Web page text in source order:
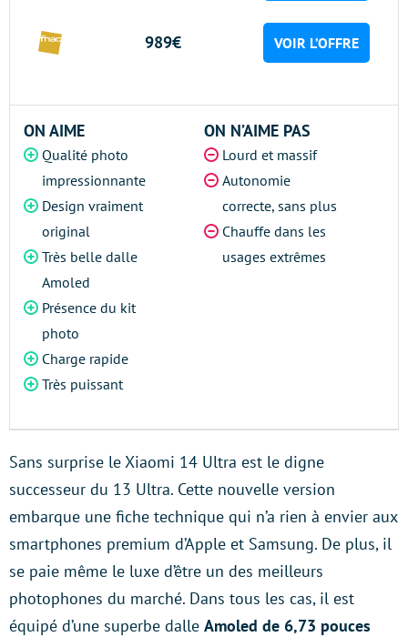
989€ VOIR L’OFFRE
ON AIME
Qualité photo
impressionnante
Design vraiment
original
Très belle dalle
Amoled
Présence du kit
photo
Charge rapide
Très puissant
ON N’AIME PAS
Lourd et massif
Autonomie
correcte, sans plus
Chauffe dans les
usages extrêmes
Sans surprise le Xiaomi 14 Ultra est le digne
successeur du 13 Ultra. Cette nouvelle version
embarque une fiche technique qui n’a rien à envier aux
smartphones premium d’Apple et Samsung. De plus, il
se paie même le luxe d’être un des meilleurs
photophones du marché. Dans tous les cas, il est
équipé d’une superbe dalle Amoled de 6,73 pouces